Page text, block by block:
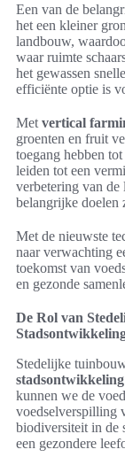
Een van de
het een kleiner
landbouw,
waar ruimte
het gewassen
efficiënte optie is
Met vertical
groenten en fruit
toegang hebben
leiden tot een
verbetering van
belangrijke doelen
Met de nieuwste
naar verwachting
toekomst van
en gezonde
De Rol van
Stedelijke
stadsontwikkeling
kunnen we de
voedselverspilling
biodiversiteit in de
een gezondere